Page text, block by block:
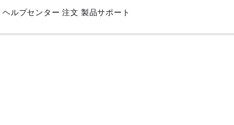
Skip
Main
ヘルプセンター 注文 製品サポート